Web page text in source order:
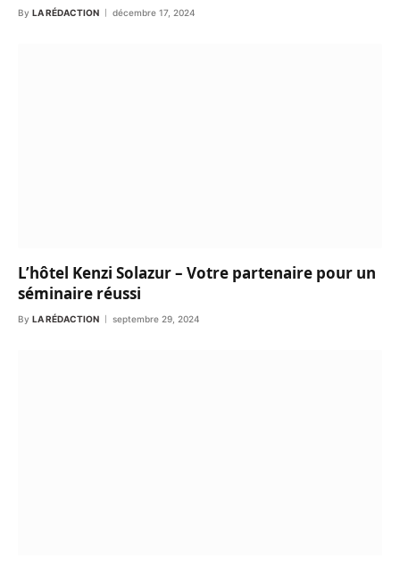
By LA RÉDACTION décembre 17, 2024
L’hôtel Kenzi Solazur – Votre partenaire pour un
séminaire réussi
By LA RÉDACTION septembre 29, 2024